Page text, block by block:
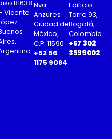
B1638
Vicente
Nva.
Anzures
Ciudad de
México,
C.P. 11590
+52 56
1175 9084
Edificio
Torre 93,
Bogotá,
Colombia
+57 302
3599002